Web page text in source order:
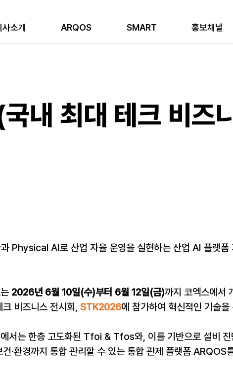
사소개 ARQOS SMART 홍보채널
내 최대 테크 비즈
Physical AI로 산업 자율 운영을 실현하는 산업 AI 플랫폼
2026년 6월 10일(수)부터 6월 12일(금)까지 코엑스에서
크 비즈니스 전시회, STK2026에 참가하여 혁신적인 기술을
서는 한층 고도화된 Tfoi & Tfos와, 이를 기반으로 설비 진
건·환경까지 통합 관리할 수 있는 통합 관제 플랫폼 ARQOS